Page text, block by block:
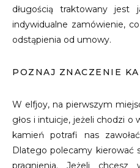
długością traktowany jest
indywidualne zamówienie,
odstąpienia od umowy.
POZNAJ ZNACZENIE
W elfjoy, na pierwszym
głos i intuicje, jeżeli chodzi
kamień potrafi nas
Dlatego polecamy kierować
pragnienia. Jeżeli